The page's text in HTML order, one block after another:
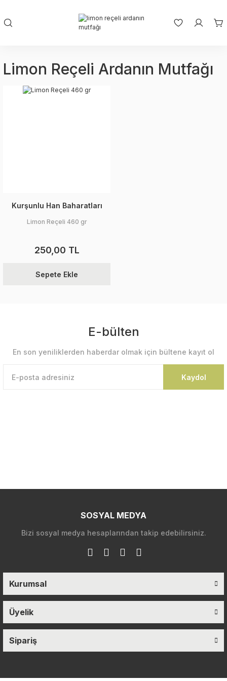
Limon Reçeli Ardanın Mutfağı
Kurşunlu Han Baharatları
Limon Reçeli 460 gr
250,00 TL
Sepete Ekle
E-bülten
En son yeniliklerden haberdar olmak için bültene kayıt ol
Kaydol
SOSYAL MEDYA
Bizi sosyal medya hesaplarından takip edebilirsiniz.
Kurumsal
Üyelik
Sipariş